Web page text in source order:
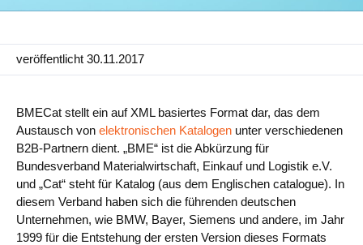
Taxonomie & Klassifizierung
Anwendungsfälle
PIM
DAM
Catalog Management
veröffentlicht 30.11.2017
BMECat stellt ein auf XML basiertes Format dar, das dem
Austausch von elektronischen Katalogen unter verschiedenen
B2B-Partnern dient. „BME“ ist die Abkürzung für
Bundesverband Materialwirtschaft, Einkauf und Logistik e.V.
und „Cat“ steht für Katalog (aus dem Englischen catalogue). In
diesem Verband haben sich die führenden deutschen
Unternehmen, wie BMW, Bayer, Siemens und andere, im Jahr
1999 für die Entstehung der ersten Version dieses Formats